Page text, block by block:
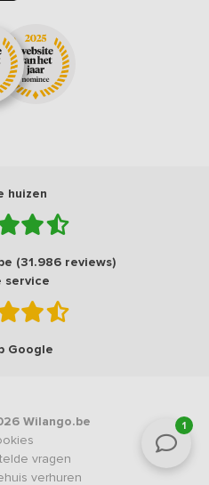
1
huizen
(31.986 reviews)
service
Google
Wilango.be
vragen
verhuren